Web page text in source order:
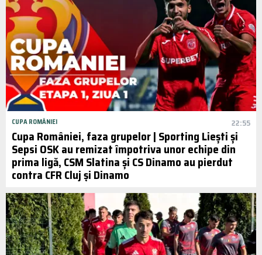
CUPA ROMÂNIEI 22:55
Cupa României, faza grupelor | Sporting Liești și
Sepsi OSK au remizat împotriva unor echipe din
prima ligă, CSM Slatina și CS Dinamo au pierdut
contra CFR Cluj și Dinamo